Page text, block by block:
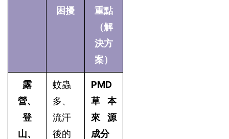
困擾
重點
（解
決方
案）
露
營、
登
山、
蚊蟲
多、
流汗
後的
PMD
草本
來源
成分